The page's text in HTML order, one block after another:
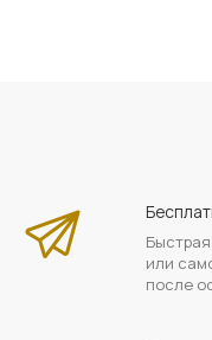
или
после